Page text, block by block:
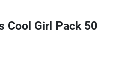
Cool Girl Pack 50